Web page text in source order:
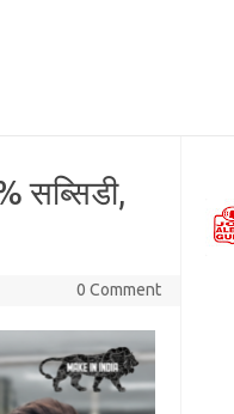
सब्सिडी,
0 Comment